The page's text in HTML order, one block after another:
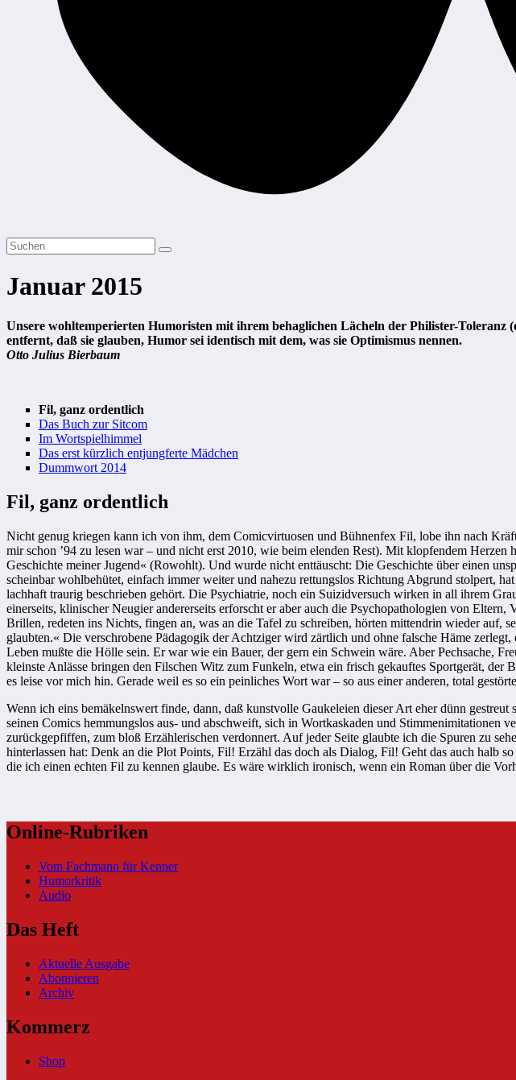
Januar 2015
Unsere wohltemperierten Humoristen mit ihrem behaglichen Lächeln der Philister-
entfernt, daß sie glauben, Humor sei identisch mit dem, was sie Optimismus nennen.
Otto Julius Bierbaum
Fil, ganz ordentlich
Das Buch zur Sitcom
Im Wortspielhimmel
Das erst kürzlich entjungferte Mädchen
Dummwort 2014
Fil, ganz ordentlich
Nicht genug kriegen kann ich von ihm, dem Comicvirtuosen und Bühnenfex Fil, lobe ihn nach
mir schon ’94 zu lesen war – und nicht erst 2010, wie beim elenden Rest). Mit klopfendem
Geschichte meiner Jugend« (Rowohlt). Und wurde nicht enttäuscht: Die Geschichte über einen
scheinbar wohlbehütet, einfach immer weiter und nahezu rettungslos Richtung Abgrund stolpert,
lachhaft traurig beschrieben gehört. Die Psychiatrie, noch ein Suizidversuch wirken in all ihrem
einerseits, klinischer Neugier andererseits erforscht er aber auch die Psychopathologien von
Brillen, redeten ins Nichts, fingen an, was an die Tafel zu schreiben, hörten mittendrin wieder auf,
glaubten.« Die verschrobene Pädagogik der Achtziger wird zärtlich und ohne falsche Häme
Leben mußte die Hölle sein. Er war wie ein Bauer, der gern ein Schwein wäre. Aber Pechsache,
kleinste Anlässe bringen den Filschen Witz zum Funkeln, etwa ein frisch gekauftes Sportgerät,
es leise vor mich hin. Gerade weil es so ein peinliches Wort war – so aus einer anderen, total
Wenn ich eins bemäkelnswert finde, dann, daß kunstvolle Gaukeleien dieser Art eher dünn
seinen Comics hemmungslos aus- und abschweift, sich in Wortkaskaden und
zurückgepfiffen, zum bloß Erzählerischen verdonnert. Auf jeder Seite glaubte ich die Spuren zu
hinterlassen hat: Denk an die Plot Points, Fil! Erzähl das doch als Dialog, Fil! Geht das auch halb
die ich einen echten Fil zu kennen glaube. Es wäre wirklich ironisch, wenn ein Roman über die
Online-Rubriken
Vom Fachmann für Kenner
Humorkritik
Audio
Das Heft
Aktuelle Ausgabe
Abonnieren
Archiv
Kommerz
Shop